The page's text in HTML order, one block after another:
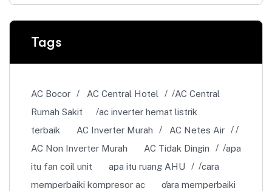
Tags
AC Bocor AC Central Hotel
AC Central
Rumah Sakit
ac inverter hemat listrik
terbaik
AC Inverter Murah
AC Netes Air
AC Non Inverter Murah
AC Tidak Dingin
apa
itu fan coil unit
apa itu ruang AHU
cara
memperbaiki kompresor ac
cara memperbaiki